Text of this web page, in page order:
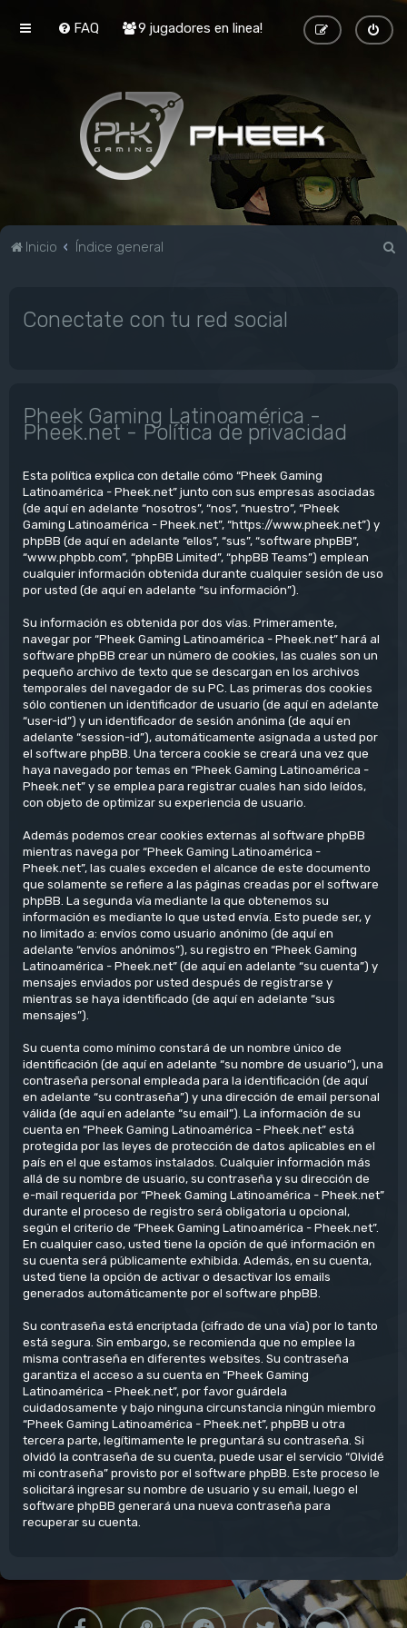
FAQ 9 jugadores en linea!
Inicio Índice general
Conectate con tu red social
Pheek Gaming Latinoamérica -
Pheek.net - Política de privacidad
Esta política explica con detalle cómo “Pheek Gaming
Latinoamérica - Pheek.net” junto con sus empresas asociadas
(de aquí en adelante “nosotros”, “nos”, “nuestro”, “Pheek
Gaming Latinoamérica - Pheek.net”, “https://www.pheek.net”) y
phpBB (de aquí en adelante “ellos”, “sus”, “software phpBB”,
“www.phpbb.com”, “phpBB Limited”, “phpBB Teams”) emplean
cualquier información obtenida durante cualquier sesión de uso
por usted (de aquí en adelante “su información”).
Su información es obtenida por dos vías. Primeramente,
navegar por “Pheek Gaming Latinoamérica - Pheek.net” hará al
software phpBB crear un número de cookies, las cuales son un
pequeño archivo de texto que se descargan en los archivos
temporales del navegador de su PC. Las primeras dos cookies
sólo contienen un identificador de usuario (de aquí en adelante
“user-id”) y un identificador de sesión anónima (de aquí en
adelante “session-id”), automáticamente asignada a usted por
el software phpBB. Una tercera cookie se creará una vez que
haya navegado por temas en “Pheek Gaming Latinoamérica -
Pheek.net” y se emplea para registrar cuales han sido leídos,
con objeto de optimizar su experiencia de usuario.
Además podemos crear cookies externas al software phpBB
mientras navega por “Pheek Gaming Latinoamérica -
Pheek.net”, las cuales exceden el alcance de este documento
que solamente se refiere a las páginas creadas por el software
phpBB. La segunda vía mediante la que obtenemos su
información es mediante lo que usted envía. Esto puede ser, y
no limitado a: envíos como usuario anónimo (de aquí en
adelante “envíos anónimos”), su registro en “Pheek Gaming
Latinoamérica - Pheek.net” (de aquí en adelante “su cuenta”) y
mensajes enviados por usted después de registrarse y
mientras se haya identificado (de aquí en adelante “sus
mensajes”).
Su cuenta como mínimo constará de un nombre único de
identificación (de aquí en adelante “su nombre de usuario”), una
contraseña personal empleada para la identificación (de aquí
en adelante “su contraseña”) y una dirección de email personal
válida (de aquí en adelante “su email”). La información de su
cuenta en “Pheek Gaming Latinoamérica - Pheek.net” está
protegida por las leyes de protección de datos aplicables en el
país en el que estamos instalados. Cualquier información más
allá de su nombre de usuario, su contraseña y su dirección de
e-mail requerida por “Pheek Gaming Latinoamérica - Pheek.net”
durante el proceso de registro será obligatoria u opcional,
según el criterio de “Pheek Gaming Latinoamérica - Pheek.net”.
En cualquier caso, usted tiene la opción de qué información en
su cuenta será públicamente exhibida. Además, en su cuenta,
usted tiene la opción de activar o desactivar los emails
generados automáticamente por el software phpBB.
Su contraseña está encriptada (cifrado de una vía) por lo tanto
está segura. Sin embargo, se recomienda que no emplee la
misma contraseña en diferentes websites. Su contraseña
garantiza el acceso a su cuenta en “Pheek Gaming
Latinoamérica - Pheek.net”, por favor guárdela
cuidadosamente y bajo ninguna circunstancia ningún miembro
“Pheek Gaming Latinoamérica - Pheek.net”, phpBB u otra
tercera parte, legítimamente le preguntará su contraseña. Si
olvidó la contraseña de su cuenta, puede usar el servicio “Olvidé
mi contraseña” provisto por el software phpBB. Este proceso le
solicitará ingresar su nombre de usuario y su email, luego el
software phpBB generará una nueva contraseña para
recuperar su cuenta.